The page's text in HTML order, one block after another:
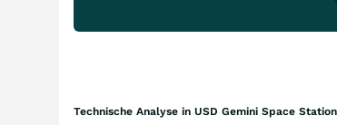
Technische Analyse in USD Gemini Space